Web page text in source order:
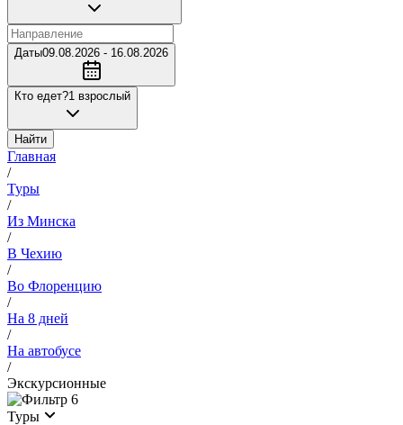
Даты09.08.2026 - 16.08.2026
Кто едет?1 взрослый
Найти
Главная
/
Туры
/
Из Минска
/
В Чехию
/
Во Флоренцию
/
На 8 дней
/
На автобусе
/
Экскурсионные
6
Туры